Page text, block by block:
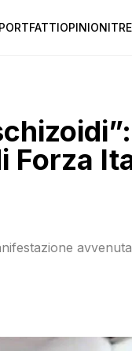
FATTIOPINIONI
Forza